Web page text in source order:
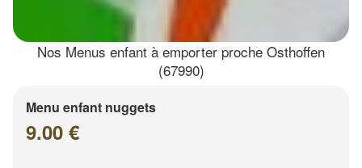
Nos Menus enfant à emporter proche Osthoffen
(67990)
Menu enfant nuggets
9.00 €